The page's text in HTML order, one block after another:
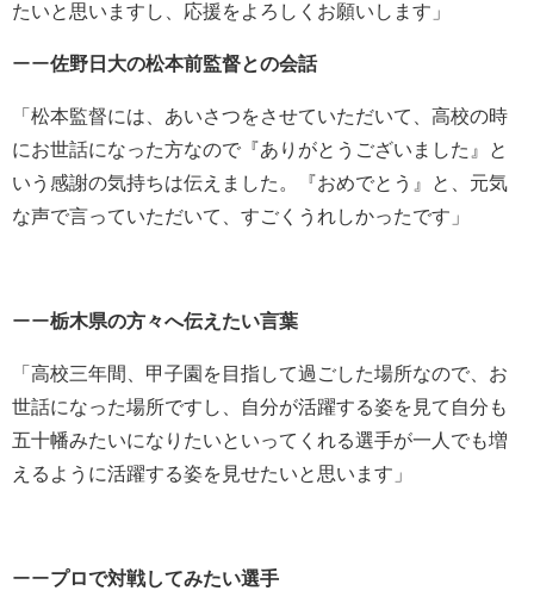
たいと思いますし、応援をよろしくお願いします」
ーー佐野日大の松本前監督との会話
「松本監督には、あいさつをさせていただいて、高校の時
にお世話になった方なので『ありがとうございました』と
いう感謝の気持ちは伝えました。『おめでとう』と、元気
な声で言っていただいて、すごくうれしかったです」
ーー栃木県の方々へ伝えたい言葉
「高校三年間、甲子園を目指して過ごした場所なので、お
世話になった場所ですし、自分が活躍する姿を見て自分も
五十幡みたいになりたいといってくれる選手が一人でも増
えるように活躍する姿を見せたいと思います」
ーープロで対戦してみたい選手